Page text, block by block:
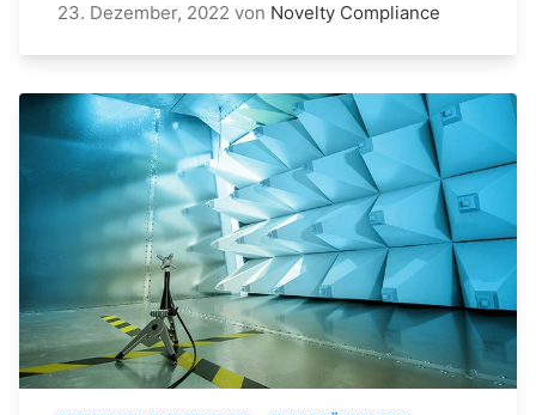
23. Dezember, 2022 von Novelty Compliance